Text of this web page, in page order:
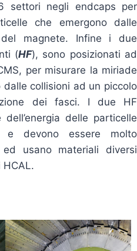
settori negli endcaps per
che emergono dalle
del magnete. Infine i due
(HF), sono posizionati ad
per misurare la miriade
collisioni ad un piccolo
dei fasci. I due HF
delle particelle
e devono essere molto
ed usano materiali diversi